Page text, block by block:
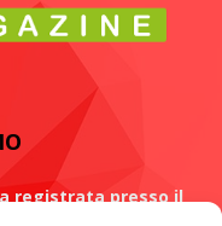
registrata presso il